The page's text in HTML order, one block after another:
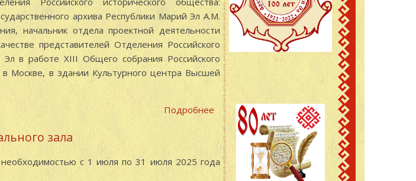
Марий
Эл
подвели
итоги
Республиканского
конкурса
школьных
исследовательских
работ
«Герои
моей
семьи»
архива Республики Марий Эл А.М.
начальник отдела проектной деятельности
представителей Отделения Российского
в работе XIII Общего собрания Российского
Москве, в здании Культурного центра Высшей
Подробнее
Делегаты
Республики
Марий
Эл
зала
с 1 июля по 31 июля 2025 года